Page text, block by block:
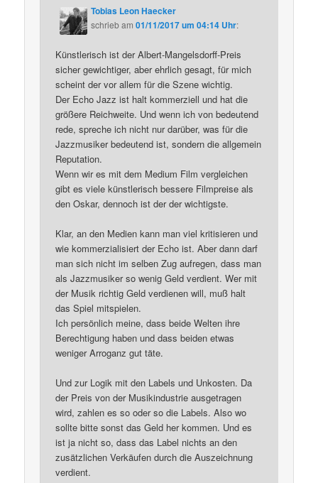
Tobias Leon Haecker
schriebam01/11/2017 um 04:14 Uhr:
Künstlerisch ist der Albert-Mangelsdorff-Preis
sicher gewichtiger, aber ehrlich gesagt, für mich
scheint der vor allem für die Szene wichtig.
Der Echo Jazz ist halt kommerziell und hat die
größere Reichweite. Und wenn ich von bedeutend
rede, spreche ich nicht nur darüber, was für die
Jazzmusiker bedeutend ist, sondern die allgemein
Reputation.
Wenn wir es mit dem Medium Film vergleichen
gibt es viele künstlerisch bessere Filmpreise als
den Oskar, dennoch ist der der wichtigste.
Klar, an den Medien kann man viel kritisieren und
wie kommerzialisiert der Echo ist. Aber dann darf
man sich nicht im selben Zug aufregen, dass man
als Jazzmusiker so wenig Geld verdient. Wer mit
der Musik richtig Geld verdienen will, muß halt
das Spiel mitspielen.
Ich persönlich meine, dass beide Welten ihre
Berechtigung haben und dass beiden etwas
weniger Arroganz gut täte.
Und zur Logik mit den Labels und Unkosten. Da
der Preis von der Musikindustrie ausgetragen
wird, zahlen es so oder so die Labels. Also wo
sollte bitte sonst das Geld her kommen. Und es
ist ja nicht so, dass das Label nichts an den
zusätzlichen Verkäufen durch die Auszeichnung
verdient.